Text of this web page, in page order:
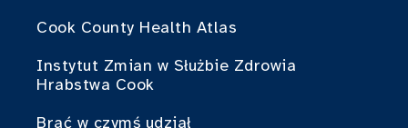
Cook County Health Atlas
Instytut Zmian w Służbie Zdrowia
Hrabstwa Cook
Brać w czymś udział